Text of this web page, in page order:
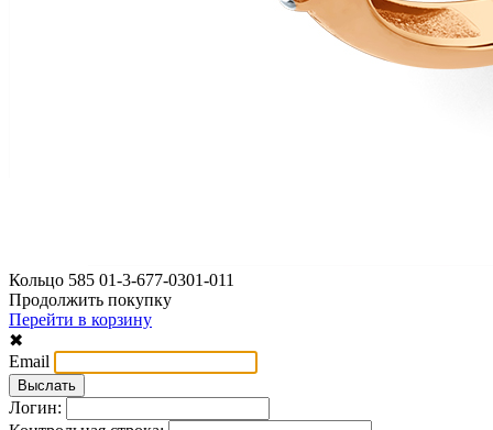
Кольцо 585 01-3-677-0301-011
Продолжить покупку
Перейти в корзину
✖
Email
Логин: